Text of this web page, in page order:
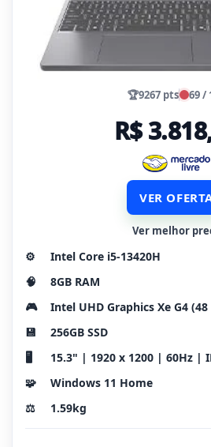
🏆9267 pts 69 /
R$
VER
Ver melhor
⚙️
Intel Core i5-13420H
🧠
8GB RAM
🎮
Intel UHD Graphics Xe G4 (48
💾
256GB SSD
🖥️
15.3" | 1920 x 1200 | 60Hz |
🧩
Windows 11 Home
⚖️
1.59kg